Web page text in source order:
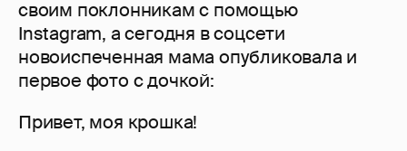
своим поклонникам с помощью
Instagram, а сегодня в соцсети
новоиспеченная мама опубликовала и
первое фото с дочкой:
Привет, моя крошка!